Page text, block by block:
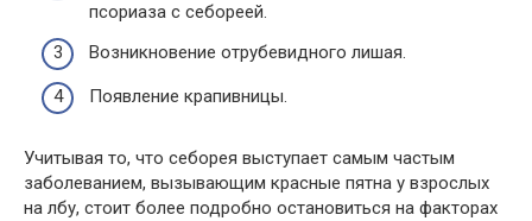
псориаза с себореей.
Возникновение отрубевидного лишая.
Появление крапивницы.
Учитывая то, что себорея выступает самым частым
заболеванием, вызывающим красные пятна у взрослых
на лбу, стоит более подробно остановиться на факторах